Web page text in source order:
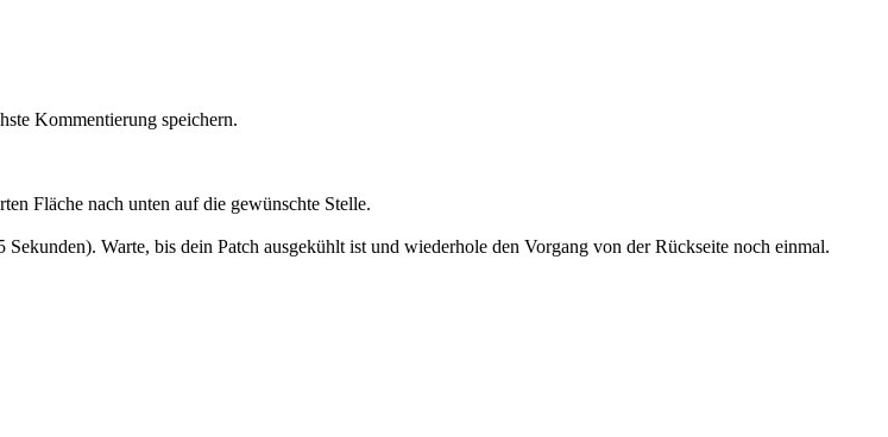
Kommentierung speichern.
Fläche nach unten auf die gewünschte Stelle.
Warte, bis dein Patch ausgekühlt ist und wiederhole den Vorgang von der Rückseite noch einmal.